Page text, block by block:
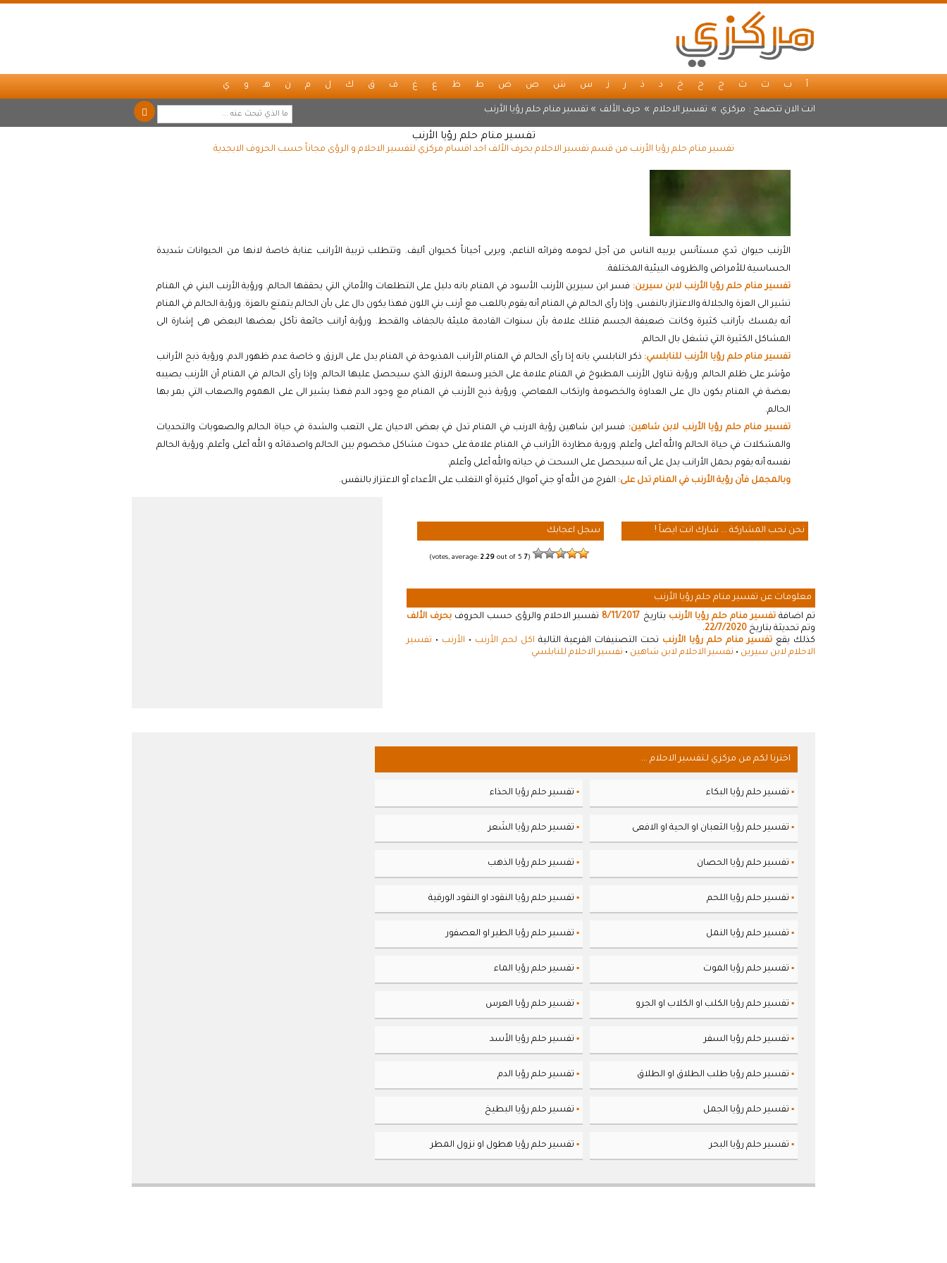
أ ب ت ث ج ح خ د ذ ر ز س ش ص ض ط ظ ع غ ف ق ك ل م ن هـ و ي
انت الان تتصفح : مركزي » تفسير الاحلام » حرف الألف » تفسير منام حلم رؤيا الأرنب
تفسير منام حلم رؤيا الأرنب
تفسير منام حلم رؤيا الأرنب من قسم تفسير الاحلام بحرف الألف احد اقسام مركزي لتفسير الاحلام و الرؤى مجاناً حسب الحروف الابجدية
الأرنب حيوان ثدي مستأنس يربيه الناس من أجل لحومه وفرائه الناعم، ويربى أحياناً كحيوان أليف. وتتطلب تربية الأرانب عناية خاصة لانها من الحيوانات شديدة
الحساسية للأمراض والظروف البيئية المختلفة.
تفسير منام حلم رؤيا الأرنب لابن سيرين: فسر ابن سيرين الأرنب الأسود في المنام بانه دليل على التطلعات والأماني التي يحققها الحالم. ورؤية الأرنب البني في المنام
تشير الى العزة والجلالة والاعتزاز بالنفس. وإذا رأى الحالم في المنام أنه يقوم باللعب مع أرنب بني اللون فهذا يكون دال على بأن الحالم يتمتع بالعزة. ورؤية الحالم في المنام
أنه يمسك بأرانب كثيرة وكانت ضعيفة الجسم فتلك علامة بأن سنوات القادمة مليئة بالجفاف والقحط. ورؤية أرانب جائعة تأكل بعضها البعض هى إشارة الى
المشاكل الكثيرة التي تشغل بال الحالم.
تفسير منام حلم رؤيا الأرنب للنابلسي: ذكر النابلسي بانه إذا رأى الحالم في المنام الأرانب المذبوحة في المنام يدل على الرزق و خاصة عدم ظهور الدم. ورؤية ذبح الأرانب
مؤشر على ظلم الحالم. ورؤية تناول الأرنب المطبوخ في المنام علامة على الخير وسعة الرزق الذي سيحصل عليها الحالم. وإذا رأى الحالم في المنام أن الأرنب يصيبه
بعضة في المنام يكون دال على العداوة والخصومة وارتكاب المعاصي. ورؤية ذبح الأرنب في المنام مع وجود الدم فهذا يشير الى على الهموم والصعاب التي يمر بها
الحالم.
تفسير منام حلم رؤيا الأرنب لابن شاهين: فسر ابن شاهين رؤية الارنب في المنام تدل في بعض الاحيان على التعب والشدة في حياة الحالم والصعوبات والتحديات
والمشكلات في حياة الحالم والله أعلى وأعلم. وروية مطاردة الأرانب في المنام علامة على حدوث مشاكل مخصوم بين الحالم واصدقائه و الله أعلى وأعلم. ورؤية الحالم
نفسه أنه يقوم بحمل الأرانب يدل على أنه سيحصل على السحت في حياته والله أعلى وأعلم.
وبالمجمل فأن رؤية الأرنب في المنام تدل على: الفرج من الله أو جني أموال كثيرة أو التغلب على الأعداء أو الاعتزاز بالنفس.
نحن نحب المشاركة ... شارك انت ايضاً ! سجل اعجابك
(
7
2.29out of 5)
معلومات عن تفسير منام حلم رؤيا الأرنب
تم اضافةتفسير منام حلم رؤيا الأرنب بتاريخ 8/11/2017 تفسير الاحلام والرؤى حسب الحروف بحرف الألف
وتم تحديثة بتاريخ 22/7/2020
.
كذلك يقع تفسير منام حلم رؤيا الأرنب تحت التصنيفات الفرعية التالية اكل لحم الأرنب • الأرنب • تفسير
الاحلام لابن سيرين • تفسير الاحلام لابن شاهين • تفسير الاحلام للنابلسي
اخترنا لكم من مركزي لـتفسير الاحلام ...
▪ تفسير حلم رؤيا البكاء ▪ تفسير حلم رؤيا الحذاء
▪ تفسير حلم رؤيا الثعبان او الحية او الافعى ▪ تفسير حلم رؤيا الشَعر
▪ تفسير حلم رؤيا الحصان ▪ تفسير حلم رؤيا الذهب
▪ تفسير حلم رؤيا اللحم ▪ تفسير حلم رؤيا النقود او النقود الورقية
▪ تفسير حلم رؤيا النمل ▪ تفسير حلم رؤيا الطير او العصفور
▪ تفسير حلم رؤيا الموت ▪ تفسير حلم رؤيا الماء
▪ تفسير حلم رؤيا الكلب او الكلاب او الجرو ▪ تفسير حلم رؤيا العرس
▪ تفسير حلم رؤيا السفر ▪ تفسير حلم رؤيا الأسد
▪ تفسير حلم رؤيا طلب الطلاق او الطلاق ▪ تفسير حلم رؤيا الدم
▪ تفسير حلم رؤيا الجمل ▪ تفسير حلم رؤيا البطيخ
▪ تفسير حلم رؤيا البحر ▪ تفسير حلم رؤيا هطول او نزول المطر